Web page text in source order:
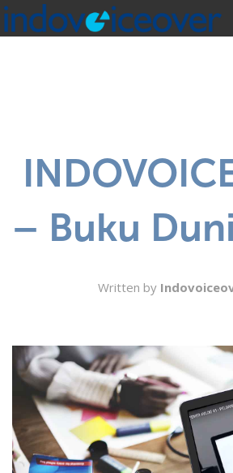
ABOUT US
STUDIOS
SEARCH
– Buku
Written by